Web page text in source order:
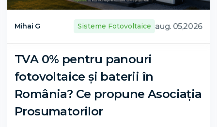
Mihai G Sisteme Fotovoltaice aug. 05,2026
TVA 0% pentru panouri
fotovoltaice și baterii în
România? Ce propune Asociația
Prosumatorilor